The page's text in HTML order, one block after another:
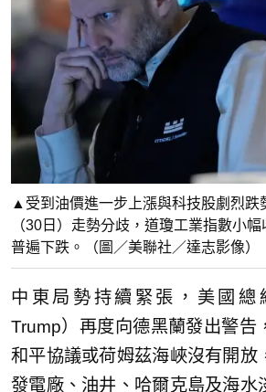
▲受到油價進一步上漲與科技股劇烈跌
（30日）走勢分歧，道瓊工業指數小
普遍下跌。（圖／美聯社／達志影像）
中東局勢持續緊張，美國總
Trump）再度向德黑蘭發出警告
和平協議或荷姆茲海峽沒有開放
發電廠、油井、哈爾克島及海水